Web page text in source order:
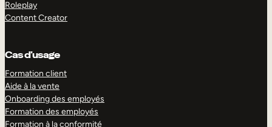
Roleplay
Content Creator
Cas d’usage
Formation client
Aide à la vente
Onboarding des employés
Formation des employés
Formation à la conformité